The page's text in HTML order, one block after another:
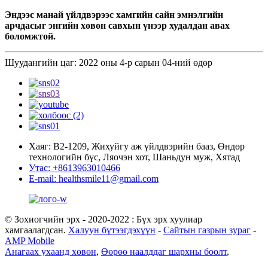
Эндээс манай үйлдвэрээс хамгийн сайн эмнэлгийн
арчдасыг энгийн хөвөн савхын үнээр худалдан авах
боломжтой.
Шуудангийн цаг: 2022 оны 4-р сарын 04-ний өдөр
Хаяг: В2-1209, Жихуйгу аж үйлдвэрийн бааз, Өндөр
технологийн бүс, Ляочэн хот, Шаньдун муж, Хятад
Утас: +8613963010466
E-mail: healthsmile11@gmail.com
© Зохиогчийн эрх - 2020-2022 : Бүх эрх хуулиар
хамгаалагдсан. Халуун бүтээгдэхүүн - Сайтын газрын зураг -
AMP Mobile
Анагаах ухаанд хөвөн, Өөрөө наалддаг шархны боолт,